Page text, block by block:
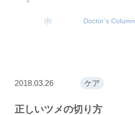
Doctor’s Column
2018.03.26 ケア
正しいツメの切り方